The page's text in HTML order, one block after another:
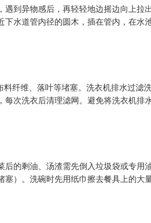
到异物感后，再轻轻地边摇边向上拉
水道管内径的圆木，插在管内，在水
纤维、落叶等堵塞。洗衣机排水过滤
次洗衣后清理滤网。避免将洗衣机排
的剩油、汤渣需先倒入垃圾袋或专用
）。洗碗时先用纸巾擦去餐具上的大